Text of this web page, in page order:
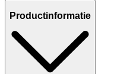
Productinformatie